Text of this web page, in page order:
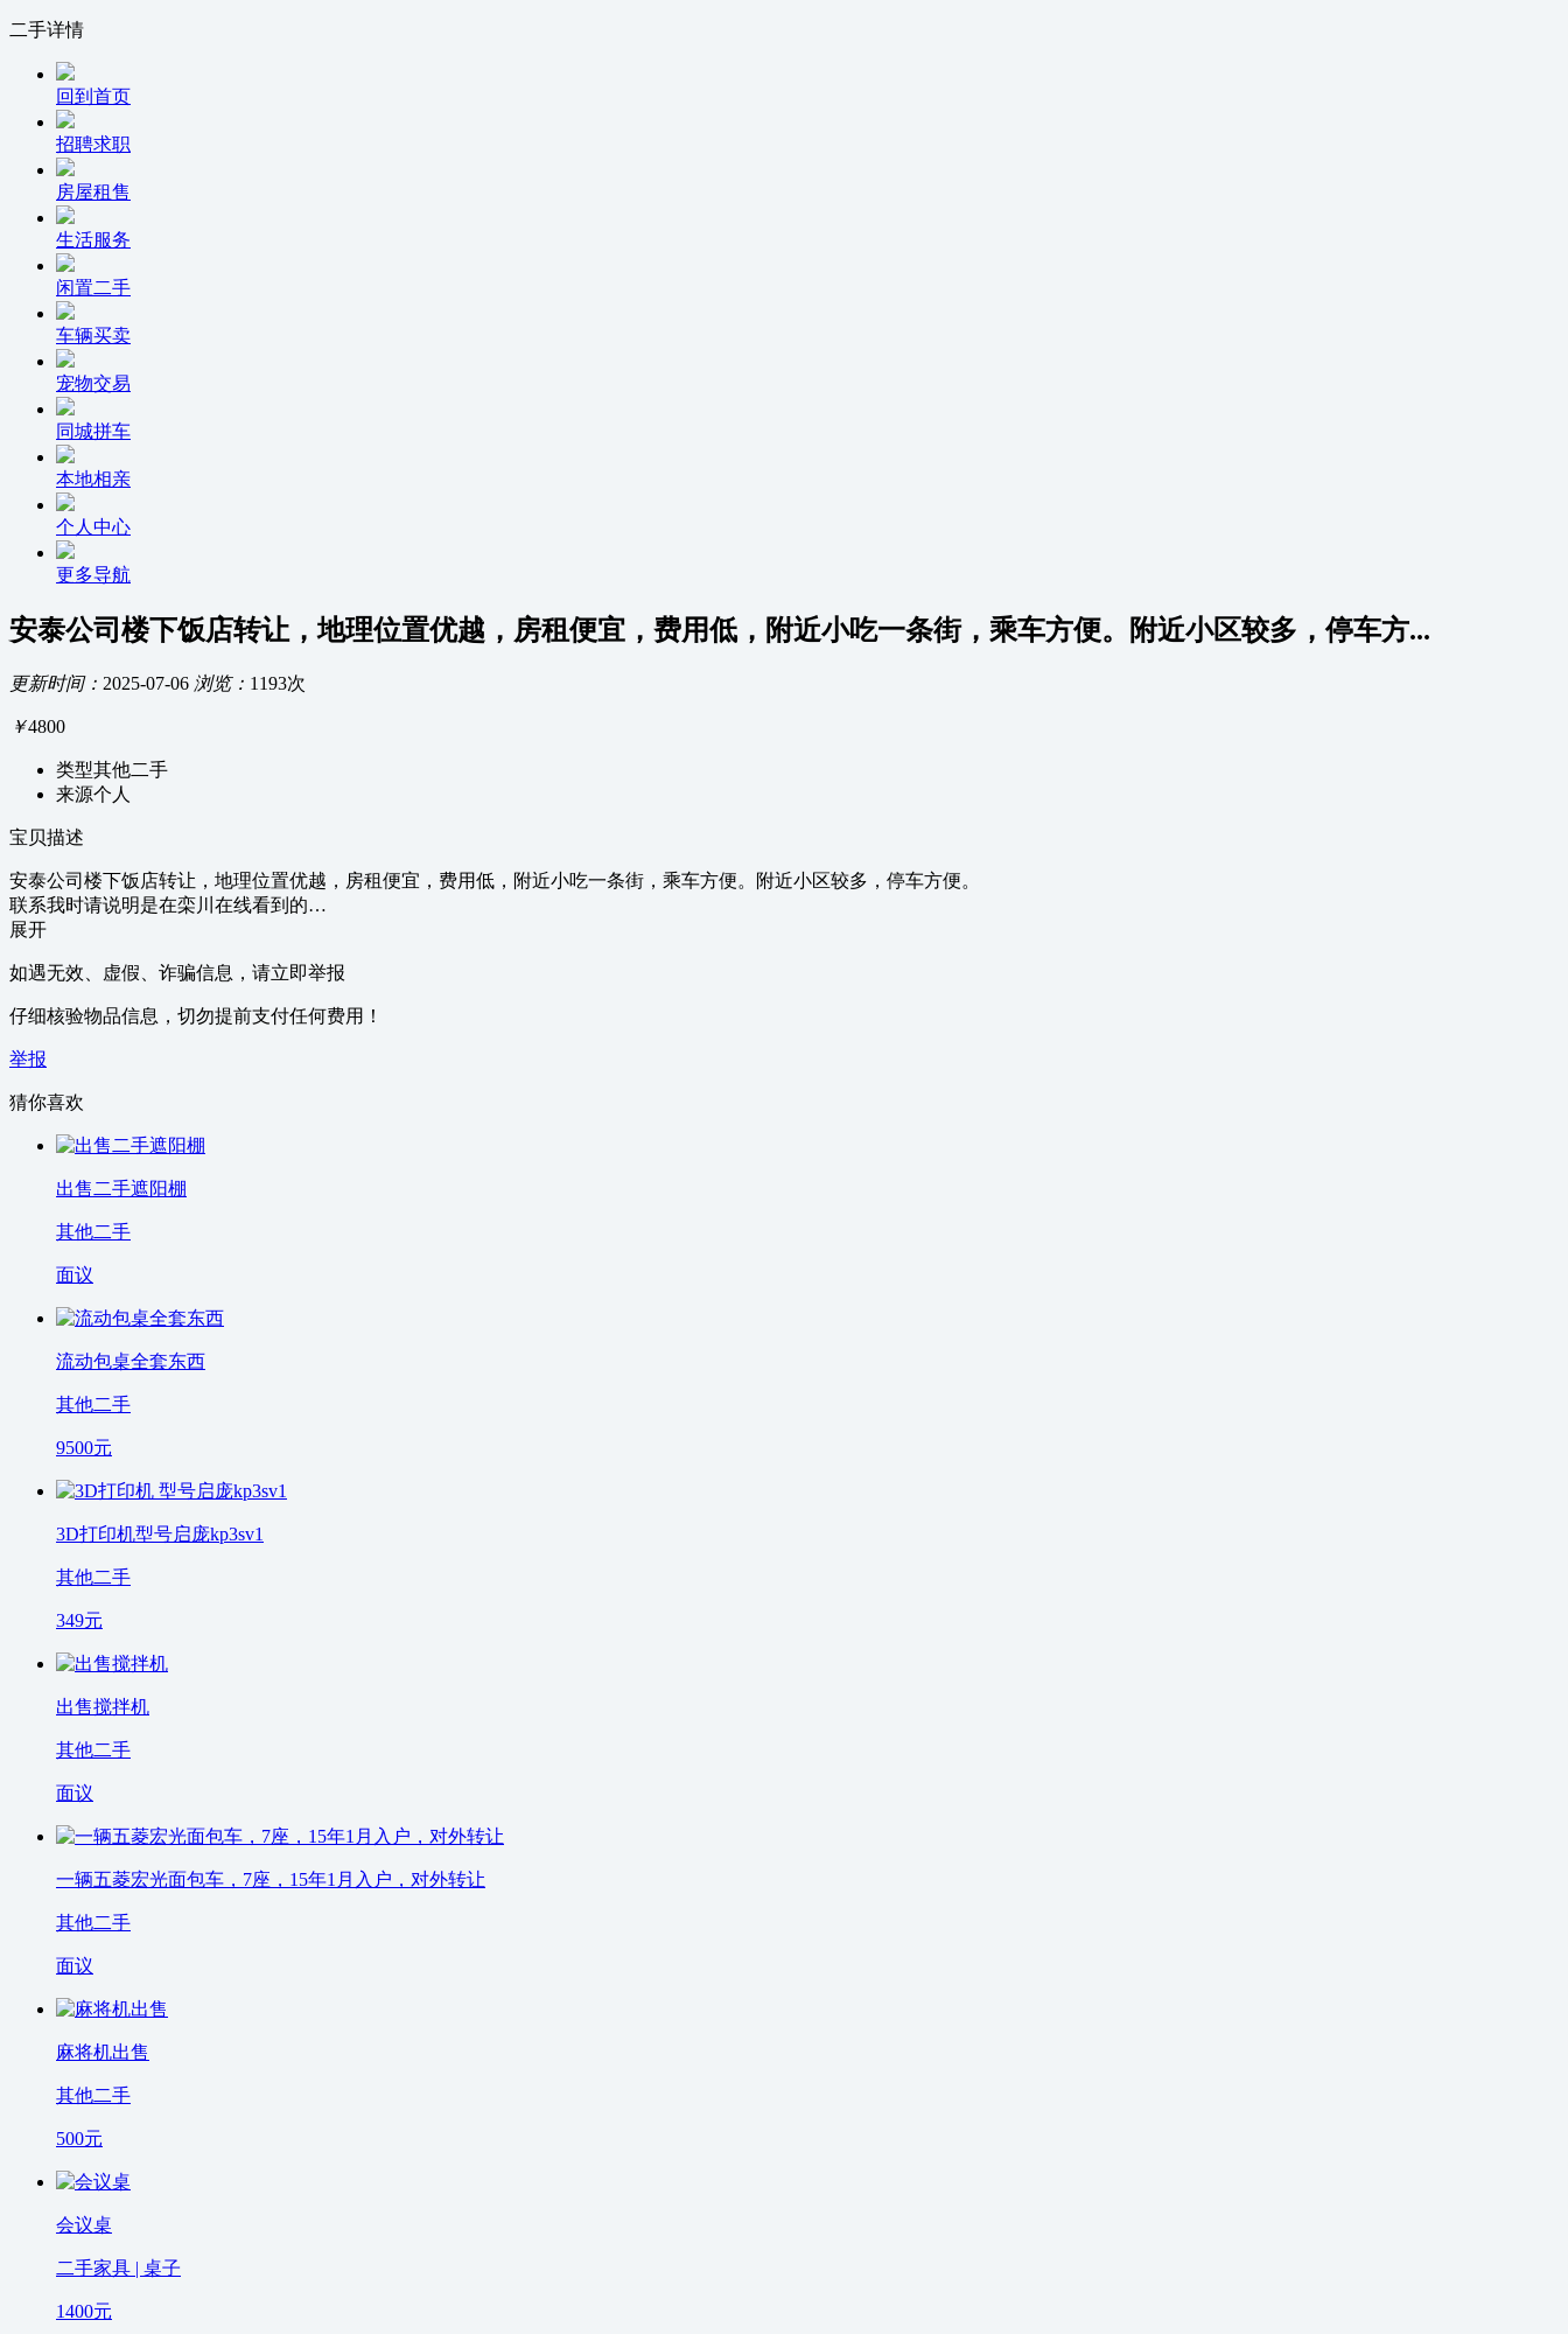
二手详情
回到首页
招聘求职
房屋租售
生活服务
闲置二手
车辆买卖
宠物交易
同城拼车
本地相亲
个人中心
更多导航
安泰公司楼下饭店转让，地理位置优越，房租便宜，费用低，附近小吃一条街，乘车方便。附近小区较多，停车方...
更新时间： 2025-07-06 浏览： 1193次
￥4800
类型其他二手
来源个人
宝贝描述
安泰公司楼下饭店转让，地理位置优越，房租便宜，费用低，附近小吃一条街，乘车方便。附近小区较多，停车方便。
联系我时请说明是在栾川在线看到的…
展开
如遇无效、虚假、诈骗信息，请立即举报
仔细核验物品信息，切勿提前支付任何费用！
举报
猜你喜欢
出售二手遮阳棚
其他二手
面议
流动包桌全套东西
其他二手
9500元
3D打印机型号启庞kp3sv1
其他二手
349元
出售搅拌机
其他二手
面议
一辆五菱宏光面包车，7座，15年1月入户，对外转让
其他二手
面议
麻将机出售
其他二手
500元
会议桌
二手家具 | 桌子
1400元